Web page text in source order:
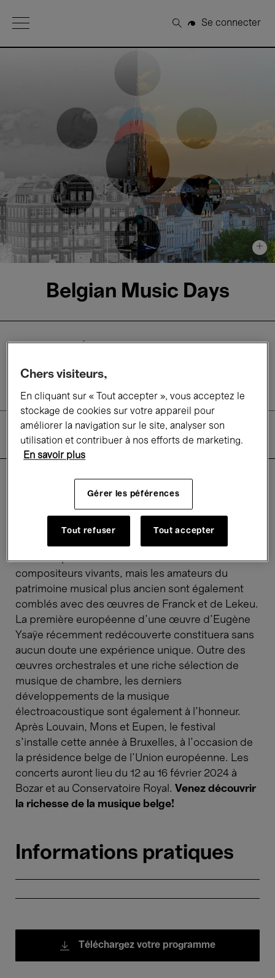
Open Menu
Rechercher
Se connecter
+
Belgian Music Days
13 → 15
Descriptif
Bozar est fier de présenter la quatrième édition
des Belgian Music Days.Cette biennale est
consacrée à la musique belge et présente un
large éventail d'œuvres de 1830 à nos jours
attention particulière est accordée aux
compositeurs vivants, mais les amateurs du
patrimoine musical plus ancien sont également
comblés avec des œuvres de Franck et de Lekeu.
La première européenne d'une œuvre d'Eugène
Ysaÿe récemment redécouverte constituera sans
aucun doute une expérience unique. Outre des
œuvres orchestrales et une riche sélection de
musique de chambre, les derniers
développements de la musique
électroacoustique sont également à l'honneur.
Après Louvain, Mons et Eupen, le festival
s'installe cette année à Bruxelles, à l'occasion de
la présidence belge de l'Union européenne. Les
concerts auront lieu du 12 au 16 février 2024 à
Bozar et au Conservatoire Royal. Venez découvrir
la richesse de la musique belge!
Informations pratiques
Téléchargez votre programme
Chers visiteurs,
En cliquant sur « Tout accepter », vous acceptez le
stockage de cookies sur votre appareil pour
améliorer la navigation sur le site, analyser son
utilisation et contribuer à nos efforts de marketing.
En savoir plus
Gérer les péférences
Tout refuser Tout accepter